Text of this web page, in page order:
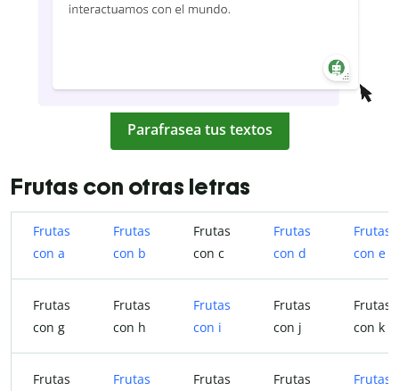
Parafrasea tus textos
Frutas con otras letras
Frutas
con a
Frutas
con b
Frutas
con c
Frutas
con d
Frutas
con e
Frutas
con g
Frutas
con h
Frutas
con i
Frutas
con j
Frutas
con k
Frutas
Frutas
Frutas
Frutas
Frutas